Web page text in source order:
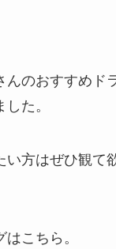
んのおすすめド
た。
い方はぜひ観て
こちら。